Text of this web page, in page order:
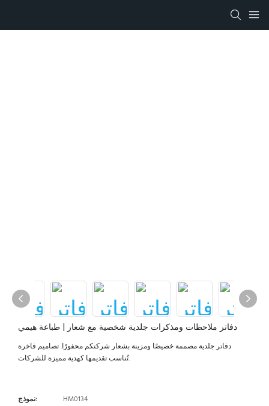
دفاتر ملاحظات ومذكرات جلدية شخصية مع شعار | طباعة هيمي
دفاتر جلدية مصممة خصيصًا ومزينة بشعار شركتكم محفورًا. تصاميم فاخرة
تُناسب تقديمها كهدية مميزة للشركات.
نموذج:
HM0134